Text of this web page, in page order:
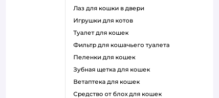
лаз для кошки в двери
игрушки для котов
туалет для кошек
фильтр для кошачьего туалета
пеленки для кошек
зубная щетка для кошек
ветаптека для кошек
средство от блох для кошек